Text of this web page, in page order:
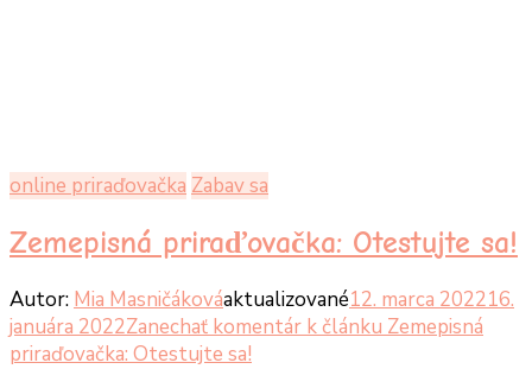
online priraďovačka Zabav sa
Zemepisná priraďovačka: Otestujte sa!
Autor: Mia Masničákováaktualizované12. marca 202216.
januára 2022Zanechať komentár k článku Zemepisná
priraďovačka: Otestujte sa!